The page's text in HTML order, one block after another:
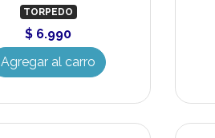
TORPEDO
$ 6.990
Agregar al carro